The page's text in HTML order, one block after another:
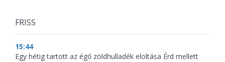
FRISS
15:44
Egy hétig tartott az égő zöldhulladék eloltása Érd mellett